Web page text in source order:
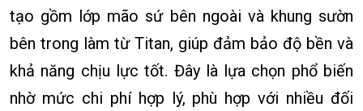
tạo gồm lớp mão sứ bên ngoài và khung sườn
bên trong làm từ Titan, giúp đảm bảo độ bền và
khả năng chịu lực tốt. Đây là lựa chọn phổ biến
nhờ mức chi phí hợp lý, phù hợp với nhiều đối